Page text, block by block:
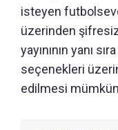
isteyen
üzerinden
yayınının yanı
seçenekleri
edilmesi